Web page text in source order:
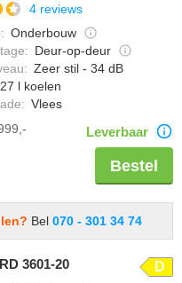
4 reviews
: Onderbouw
: Deur-op-deur
: Zeer stil - 34 dB
l koelen
: Vlees
Leverbaar
Bestel
Bel 070 - 301 34 74
3601-20 D